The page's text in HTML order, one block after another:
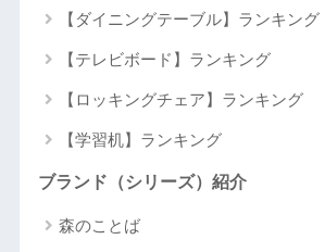
【ダイニングテーブル】ランキング
【テレビボード】ランキング
【ロッキングチェア】ランキング
【学習机】ランキング
ブランド（シリーズ）紹介
森のことば